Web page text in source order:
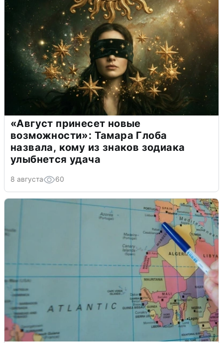
«Август принесет новые
возможности»: Тамара Глоба
назвала, кому из знаков зодиака
улыбнется удача
8 августа 60